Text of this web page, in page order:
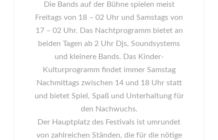
Die Bands auf der Bühne spielen meist
Freitags von 18 – 02 Uhr und Samstags von
17 – 02 Uhr. Das Nachtprogramm bietet an
beiden Tagen ab 2 Uhr Djs, Soundsystems
und kleinere Bands. Das Kinder-
Kulturprogramm findet immer Samstag
Nachmittags zwischen 14 und 18 Uhr statt
und bietet Spiel, Spaß und Unterhaltung für
den Nachwuchs.
Der Hauptplatz des Festivals ist umrundet
von zahlreichen Ständen, die für die nötige